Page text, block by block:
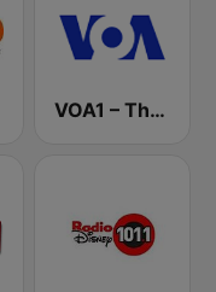
VOA1 – The Hits